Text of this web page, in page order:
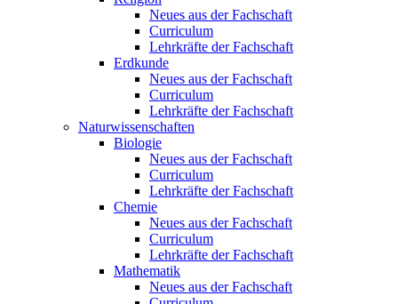
Neues aus der Fachschaft
Curriculum
Lehrkräfte der Fachschaft
Erdkunde
Neues aus der Fachschaft
Curriculum
Lehrkräfte der Fachschaft
Naturwissenschaften
Biologie
Neues aus der Fachschaft
Curriculum
Lehrkräfte der Fachschaft
Chemie
Neues aus der Fachschaft
Curriculum
Lehrkräfte der Fachschaft
Mathematik
Neues aus der Fachschaft